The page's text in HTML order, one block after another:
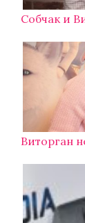
Собчак и
Виторган